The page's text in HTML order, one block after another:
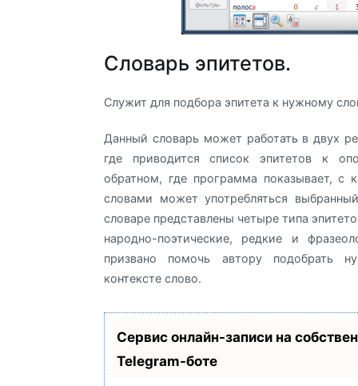
Словарь эпитетов.
Служит для подбора эпитета к нужному
Данный словарь может работать в двух
где приводится список эпитетов к
обратном, где программа показывает, с
словами может употребляться
словаре представлены четыре типа
народно-поэтические, редкие и
призвано помочь автору подобрать
контексте слово.
Сервис онлайн-записи на
Telegram-боте